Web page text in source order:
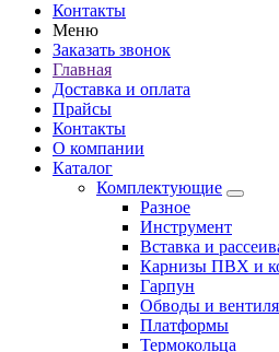
Контакты
Меню
Заказать звонок
Главная
Доставка и оплата
Прайсы
Контакты
О компании
Каталог
Комплектующие
Разное
Инструмент
Вставка и
Карнизы ПВХ и
Гарпун
Обводы и
Платформы
Термокольца